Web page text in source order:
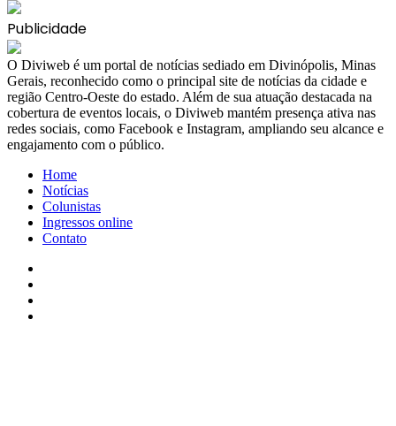
Publicidade
​O Diviweb é um portal de notícias sediado em Divinópolis, Minas
Gerais, reconhecido como o principal site de notícias da cidade e
região Centro-Oeste do estado. Além de sua atuação destacada na
cobertura de eventos locais, o Diviweb mantém presença ativa nas
redes sociais, como Facebook e Instagram, ampliando seu alcance e
engajamento com o público.
Home
Notícias
Colunistas
Ingressos online
Contato